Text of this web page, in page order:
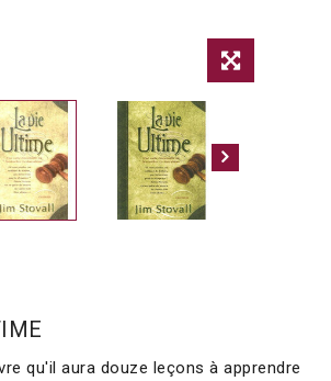
qu'il aura douze leçons à apprendre